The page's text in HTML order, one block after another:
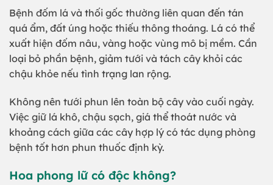
Bệnh đốm lá và thối gốc thường liên quan đến tán
quá ẩm, đất úng hoặc thiếu thông thoáng. Lá có thể
xuất hiện đốm nâu, vàng hoặc vùng mô bị mềm. Cần
loại bỏ phần bệnh, giảm tưới và tách cây khỏi các
chậu khỏe nếu tình trạng lan rộng.
Không nên tưới phun lên toàn bộ cây vào cuối ngày.
Việc giữ lá khô, chậu sạch, giá thể thoát nước và
khoảng cách giữa các cây hợp lý có tác dụng phòng
bệnh tốt hơn phun thuốc định kỳ.
Hoa phong lữ có độc không?